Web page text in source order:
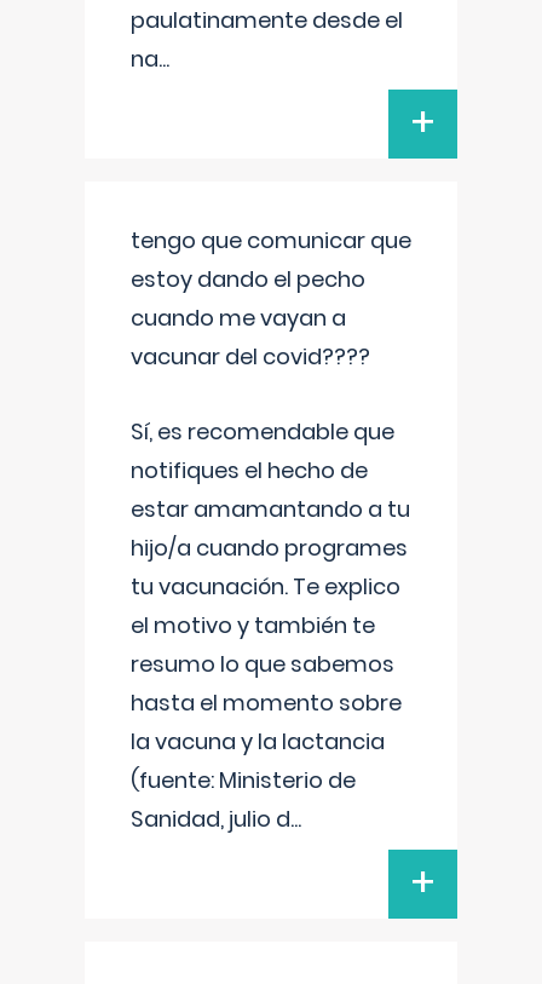
paulatinamente desde el
na...
+
tengo que comunicar que
estoy dando el pecho
cuando me vayan a
vacunar del covid????
Sí, es recomendable que
notifiques el hecho de
estar amamantando a tu
hijo/a cuando programes
tu vacunación. Te explico
el motivo y también te
resumo lo que sabemos
hasta el momento sobre
la vacuna y la lactancia
(fuente: Ministerio de
Sanidad, julio d...
+